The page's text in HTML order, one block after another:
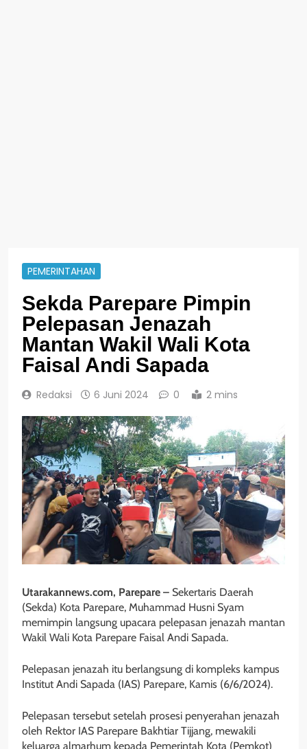
PEMERINTAHAN
Sekda Parepare Pimpin
Pelepasan Jenazah
Mantan Wakil Wali Kota
Faisal Andi Sapada
Redaksi 6 Juni 2024 0 2 mins
Utarakannews.com, Parepare – Sekertaris Daerah
(Sekda) Kota Parepare, Muhammad Husni Syam
memimpin langsung upacara pelepasan jenazah mantan
Wakil Wali Kota Parepare Faisal Andi Sapada.
Pelepasan jenazah itu berlangsung di kompleks kampus
Institut Andi Sapada (IAS) Parepare, Kamis (6/6/2024).
Pelepasan tersebut setelah prosesi penyerahan jenazah
oleh Rektor IAS Parepare Bakhtiar Tijjang, mewakili
keluarga almarhum kepada Pemerintah Kota (Pemkot)